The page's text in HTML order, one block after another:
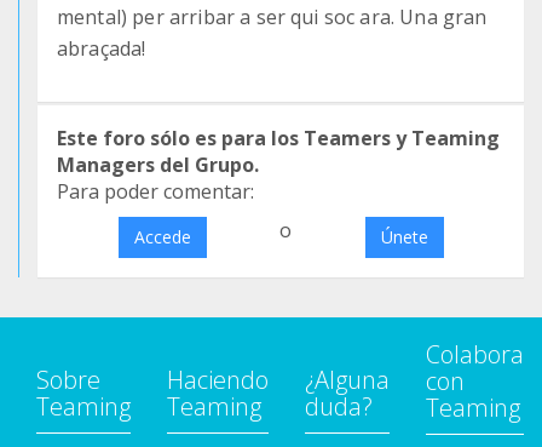
mental) per arribar a ser qui soc ara. Una gran
abraçada!
Este foro sólo es para los Teamers y Teaming
Managers del Grupo.
Para poder comentar:
Accede o Únete
Sobre
Teaming
Haciendo
Teaming
¿Alguna
duda?
Colabora
con
Teaming